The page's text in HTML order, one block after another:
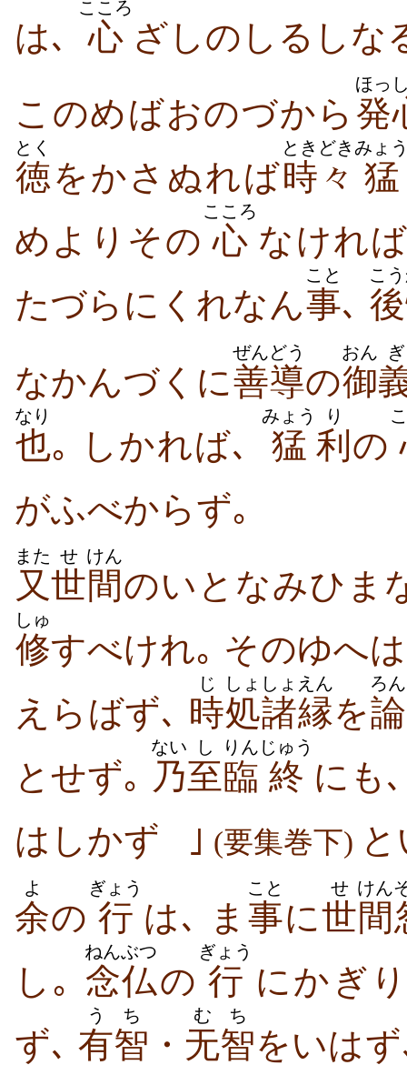
は､ 心
こころ
ざしのしるしな
このめばおのづから 発
ほっ
徳
とく
をかさぬれば時々
ときどき
猛
みょ
めよりその 心
こころ
なけれ
たづらにくれなん事
こと
､
こ
なかんづくに善導
ぜんどう
の御
おん ぎ
也
なり
｡ しかれば､ 猛
みょう
利
り
の
がふべからず｡
又
また
世
せ
間
けん
のいとなみひま
修
しゅ
すべけれ｡ そのゆへ
えらばず､ 時
じ
処
しょ
諸縁
しょえん
を論
ろん
とせず｡ 乃
ない
至
し
臨
りん
終
じゅう
にも
はしかず
｣ (要集巻下)
余
よ
の 行
ぎょう
は､ ま 事
こと
に世
せ
間
けん
し｡ 念仏
ねんぶつ
の 行
ぎょう
にかぎ
ず､ 有智
うち
・ 无智
むち
をいは